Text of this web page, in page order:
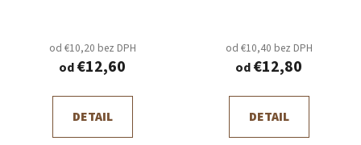
od €10,20 bez DPH
od€12,60
DETAIL
od €10,40 bez DPH
od€12,80
DETAIL